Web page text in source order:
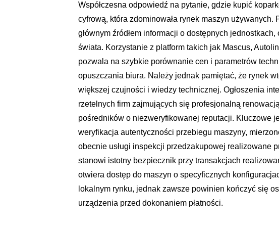
Współczesna odpowiedź na pytanie, gdzie kupić
cyfrową, która zdominowała rynek maszyn używanych.
głównym źródłem informacji o dostępnych
świata. Korzystanie z platform takich jak Mascus,
pozwala na szybkie porównanie cen i parametrów
opuszczania biura. Należy jednak pamiętać, że rynek
większej czujności i wiedzy technicznej. Ogłoszenia
rzetelnych firm zajmujących się profesjonalną
pośredników o niezweryfikowanej reputacji. Kluczowe
weryfikacja autentyczności przebiegu maszyny,
obecnie usługi inspekcji przedzakupowej realizowane
stanowi istotny bezpiecznik przy transakcjach
otwiera dostęp do maszyn o specyficznych
lokalnym rynku, jednak zawsze powinien kończyć się
urządzenia przed dokonaniem płatności.